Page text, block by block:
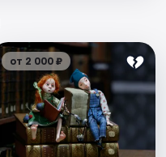
от 2 000 ₽